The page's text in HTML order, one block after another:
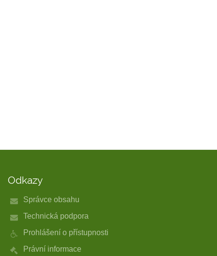
Odkazy
Správce obsahu
Technická podpora
Prohlášení o přístupnosti
Právní informace